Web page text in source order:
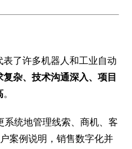
了许多机器人和工业自动
复杂、技术沟通深入、项目
。
统地管理线索、商机、客
案例说明，销售数字化并